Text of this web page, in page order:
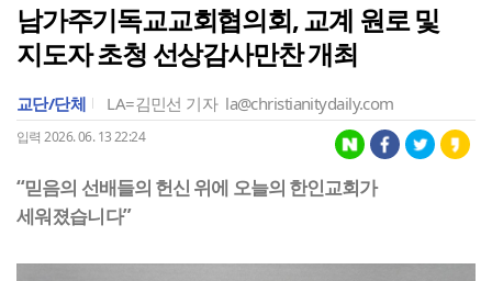
남가주기독교교회협의회, 교계 원로 및
지도자 초청 선상감사만찬 개최
교단/단체 LA=김민선 기자 la@christianitydaily.com
입력 2026. 06. 13 22:24
“믿음의 선배들의 헌신 위에 오늘의 한인교회가
세워졌습니다”